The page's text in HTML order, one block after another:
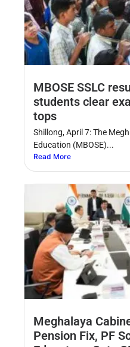
MBOSE SSLC
students clear
tops
Shillong, April 7: The
Education (MBOSE)...
Read More
Meghalaya
Pension Fix, PF